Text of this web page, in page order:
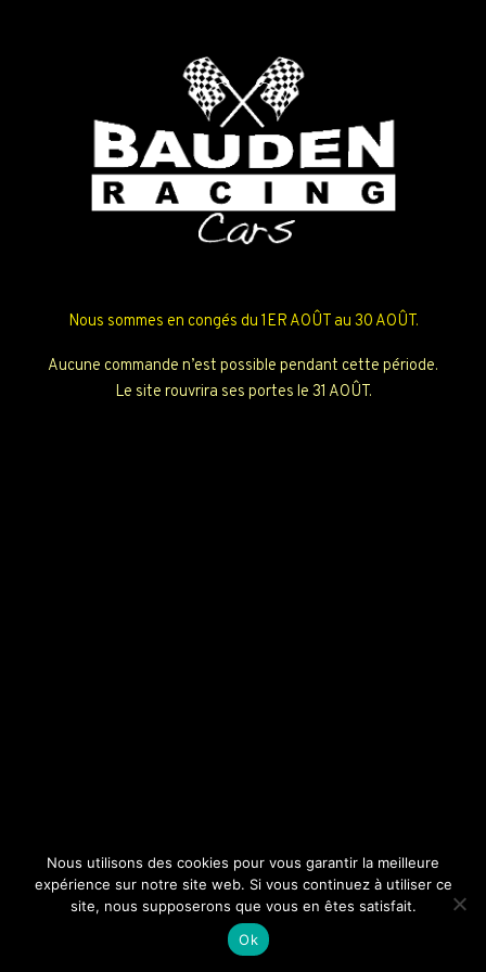
Nous sommes en congés du 1ER AOÛT au 30 AOÛT.
Aucune commande n’est possible pendant cette période.
Le site rouvrira ses portes le 31 AOÛT.
Nous utilisons des cookies pour vous garantir la meilleure
expérience sur notre site web. Si vous continuez à utiliser ce
site, nous supposerons que vous en êtes satisfait.
Ok